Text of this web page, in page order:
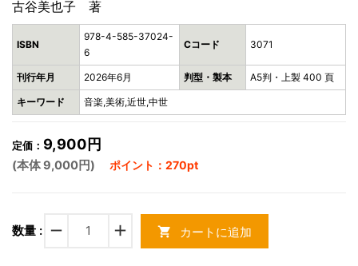
古谷美也子 著
ISBN
978-4-585-37024-
6
Cコード 3071
刊行年月 2026年6月 判型・製本 A5判・上製 400 頁
キーワード 音楽,美術,近世,中世
定価： 9,900円
(本体 9,000円) ポイント：270pt
数量 : remove add shopping_cart カートに追加